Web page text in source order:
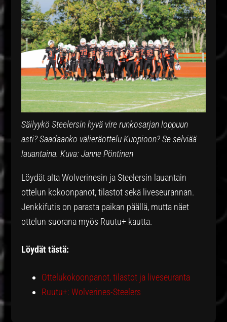
Säilyykö Steelersin hyvä vire runkosarjan loppuun
asti? Saadaanko välieräottelu Kuopioon? Se selviää
lauantaina. Kuva: Janne Pöntinen
Löydät alta Wolverinesin ja Steelersin lauantain
ottelun kokoonpanot, tilastot sekä liveseurannan.
Jenkkifutis on parasta paikan päällä, mutta näet
ottelun suorana myös Ruutu+ kautta.
Löydät tästä:
Ottelukokoonpanot, tilastot ja liveseuranta
Ruutu+: Wolverines-Steelers